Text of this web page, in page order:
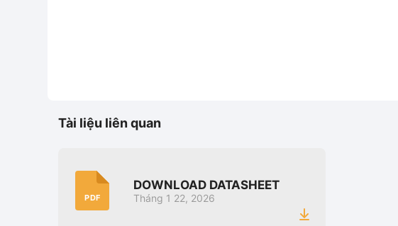
Tài liệu liên quan
PDF
DOWNLOAD DATASHEET
Tháng 1 22, 2026